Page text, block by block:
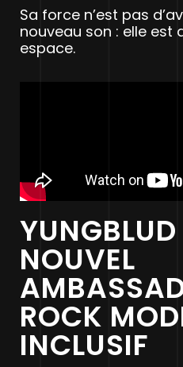
Sa force n’est pas
nouveau son : elle est
espace.
YUNGBLUD
NOUVEL
ROCK
INCLUSIF